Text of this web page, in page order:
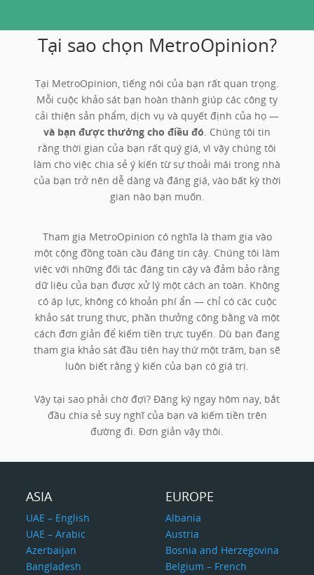
Tại sao chọn MetroOpinion?
Tại MetroOpinion, tiếng nói của bạn rất quan trọng.
Mỗi cuộc khảo sát bạn hoàn thành giúp các công ty
cải thiện sản phẩm, dịch vụ và quyết định của họ —
và bạn được thưởng cho điều đó. Chúng tôi tin
rằng thời gian của bạn rất quý giá, vì vậy chúng tôi
làm cho việc chia sẻ ý kiến từ sự thoải mái trong nhà
của bạn trở nên dễ dàng và đáng giá, vào bất kỳ thời
gian nào bạn muốn.
Tham gia MetroOpinion có nghĩa là tham gia vào
một cộng đồng toàn cầu đáng tin cậy. Chúng tôi làm
việc với những đối tác đáng tin cậy và đảm bảo rằng
dữ liệu của bạn được xử lý một cách an toàn. Không
có áp lực, không có khoản phí ẩn — chỉ có các cuộc
khảo sát trung thực, phần thưởng công bằng và một
cách đơn giản để kiếm tiền trực tuyến. Dù bạn đang
tham gia khảo sát đầu tiên hay thứ một trăm, bạn sẽ
luôn biết rằng ý kiến của bạn có giá trị.
Vậy tại sao phải chờ đợi? Đăng ký ngay hôm nay, bắt
đầu chia sẻ suy nghĩ của bạn và kiếm tiền trên
đường đi. Đơn giản vậy thôi.
ASIA
UAE – English
UAE – Arabic
Azerbaijan
Bangladesh
EUROPE
Albania
Austria
Bosnia and Herzegovina
Belgium – French